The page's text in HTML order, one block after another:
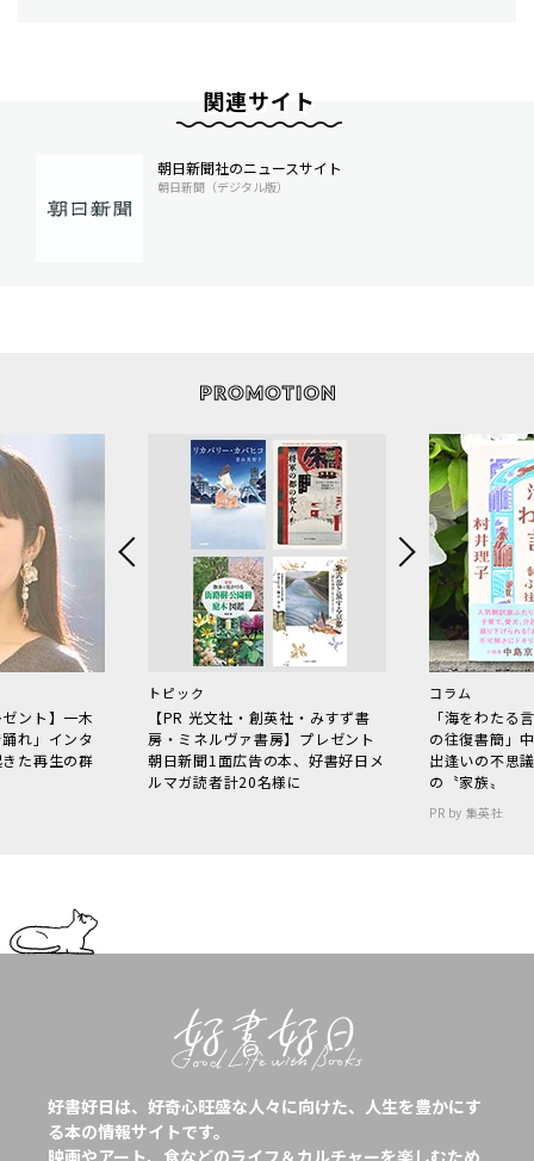
関連サイト
朝日新聞社のニュースサイト
朝日新聞（デジタル版）
ント】一木
れ」インタ
た再生の群
トピック
【PR 光文社・創英社・みすず書
房・ミネルヴァ書房】プレゼント
朝日新聞1面広告の本、好書好日メ
ルマガ読者計20名様に
コラム
「海をわた
の往復書簡」
出逢いの不思
の〝家族〟
PR by 集英社
好書好日は、好奇心旺盛な人々に向けた、人生を豊かにす
る本の情報サイトです。